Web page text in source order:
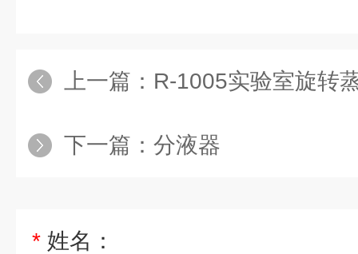
上一篇： R-1005实验室旋转
下一篇： 分液器
* 姓名：